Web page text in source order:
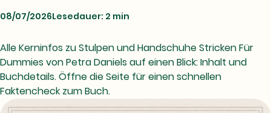
08/07/2026Lesedauer: 2 min
Alle Kerninfos zu Stulpen und Handschuhe Stricken Für
Dummies von Petra Daniels auf einen Blick: Inhalt und
Buchdetails. Öffne die Seite für einen schnellen
Faktencheck zum Buch.